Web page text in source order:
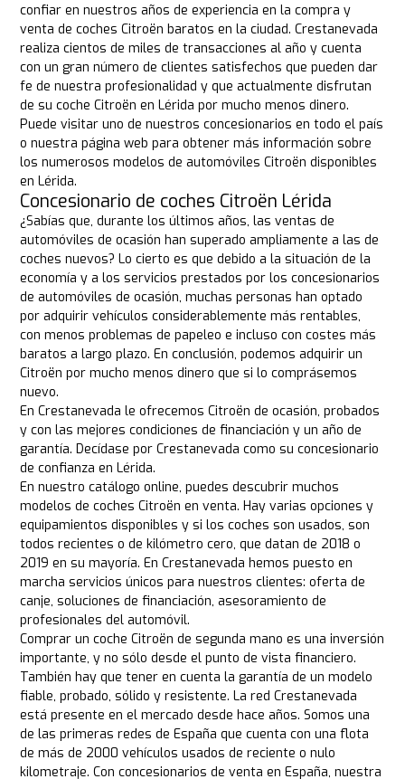
confiar en nuestros años de experiencia en la compra y
venta de coches Citroën baratos en la ciudad. Crestanevada
realiza cientos de miles de transacciones al año y cuenta
con un gran número de clientes satisfechos que pueden dar
fe de nuestra profesionalidad y que actualmente disfrutan
de su coche Citroën en Lérida por mucho menos dinero.
Puede visitar uno de nuestros concesionarios en todo el país
o nuestra página web para obtener más información sobre
los numerosos modelos de automóviles Citroën disponibles
en Lérida.
Concesionario de coches Citroën Lérida
¿Sabías que, durante los últimos años, las ventas de
automóviles de ocasión han superado ampliamente a las de
coches nuevos? Lo cierto es que debido a la situación de la
economía y a los servicios prestados por los concesionarios
de automóviles de ocasión, muchas personas han optado
por adquirir vehículos considerablemente más rentables,
con menos problemas de papeleo e incluso con costes más
baratos a largo plazo. En conclusión, podemos adquirir un
Citroën por mucho menos dinero que si lo comprásemos
nuevo.
En Crestanevada le ofrecemos Citroën de ocasión, probados
y con las mejores condiciones de financiación y un año de
garantía. Decídase por Crestanevada como su concesionario
de confianza en Lérida.
En nuestro catálogo online, puedes descubrir muchos
modelos de coches Citroën en venta. Hay varias opciones y
equipamientos disponibles y si los coches son usados, son
todos recientes o de kilómetro cero, que datan de 2018 o
2019 en su mayoría. En Crestanevada hemos puesto en
marcha servicios únicos para nuestros clientes: oferta de
canje, soluciones de financiación, asesoramiento de
profesionales del automóvil.
Comprar un coche Citroën de segunda mano es una inversión
importante, y no sólo desde el punto de vista financiero.
También hay que tener en cuenta la garantía de un modelo
fiable, probado, sólido y resistente. La red Crestanevada
está presente en el mercado desde hace años. Somos una
de las primeras redes de España que cuenta con una flota
de más de 2000 vehículos usados de reciente o nulo
kilometraje. Con concesionarios de venta en España, nuestra